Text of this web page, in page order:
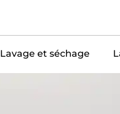
Lavage et séchage